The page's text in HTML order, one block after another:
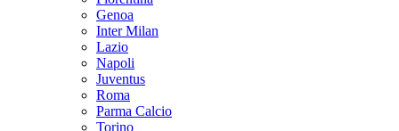
Genoa
Inter Milan
Lazio
Napoli
Juventus
Roma
Parma Calcio
Torino